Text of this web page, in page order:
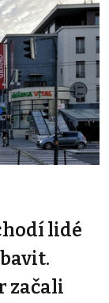
lidé
začali